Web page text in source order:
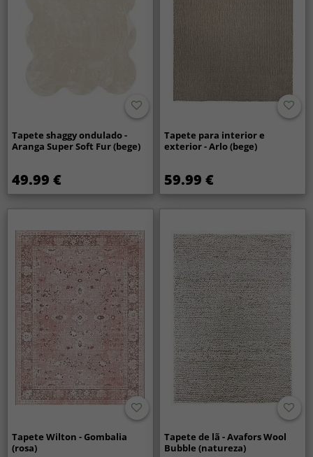
Tapete shaggy ondulado -
Aranga Super Soft Fur (bege)
49.99 €
Tapete para interior e
exterior - Arlo (bege)
59.99 €
Tapete Wilton - Gombalia
(rosa)
Tapete de lã - Avafors Wool
Bubble (natureza)